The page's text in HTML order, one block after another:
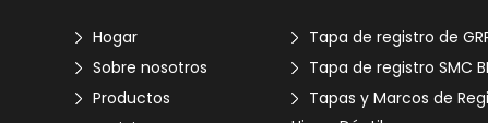
Hogar
Sobre nosotros
Productos
Tapa de registro de
Tapa de registro SMC
Tapas y Marcos de